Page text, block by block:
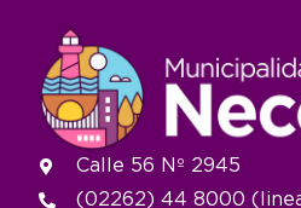
Calle 56 Nº 2945
(02262) 44 8000